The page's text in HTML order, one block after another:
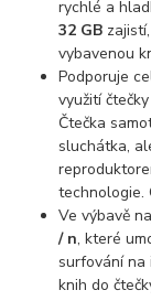
rychlé a
32 GB
vybavenou
Podporuje
využití
Čtečka
sluchátka,
technologie.
Ve výbavě
/ n, které
surfování
knih do